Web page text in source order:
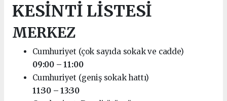
KESİNTİ LİSTESİ
MERKEZ
Cumhuriyet (çok sayıda sokak ve cadde)
09:00 – 11:00
Cumhuriyet (geniş sokak hattı)
11:30 – 13:30